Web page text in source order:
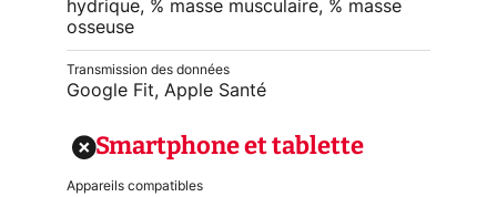
hydrique, % masse musculaire, % masse
osseuse
Transmission des données
Google Fit, Apple Santé
Smartphone et tablette
Appareils compatibles